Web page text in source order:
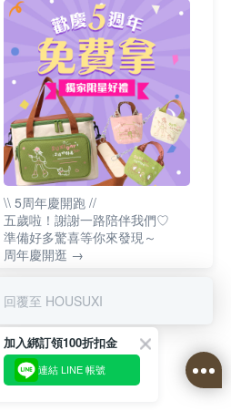
\\ 5周年慶開跑 //
五歲啦！謝謝一路陪伴我們♡
準備好多驚喜等你來發現～
周年慶開逛 →
回覆至 HOUSUXI
加入綁訂領100折扣金
連結 LINE 帳號